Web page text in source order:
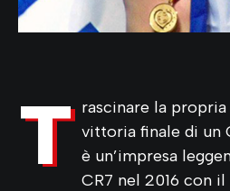
T rascinare la
vittoria finale di un
è un’impresa
CR7 nel 2016 con